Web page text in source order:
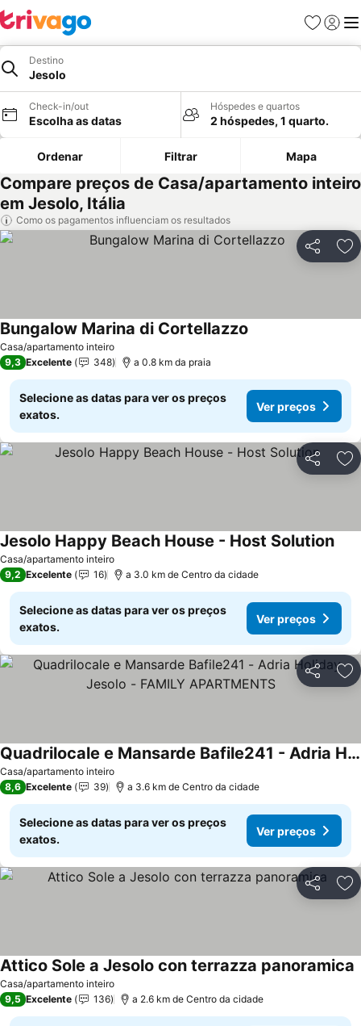
Favoritos
Iniciar
Destino
Jesolo
Check-in/out
Escolha as datas
Hóspedes e quartos
2 hóspedes, 1 quarto.
Ordenar Filtrar Mapa
Compare preços de Casa/apartamento inteiro
em Jesolo, Itália
Como os pagamentos influenciam os resultados
Partilhar
Casa/apartamento inteiro
Bungalow Marina di Cortellazzo
9,3 Excelente 348 a 0.8 km da praia
Selecione as datas para ver os preços
exatos.
Ver preços
Partilhar
Casa/apartamento inteiro
Jesolo Happy Beach House - Host SolutionVer
9,2 Excelente 16 a 3.0 km de Centro da cidade
Selecione as datas para ver os preços
exatos.
Ver preços
Partilhar
Casa/apartamento inteiro
Quadrilocale e Mansarde Bafile241 - Adria Holiday Jesolo - FAMILY APARTMENTS
Ver preços
8,6 Excelente 39 a 3.6 km de Centro da cidade
Selecione as datas para ver os preços
exatos.
Ver preços
Partilhar
Casa/apartamento inteiro
Attico Sole a Jesolo con terrazza panoramica
9,5 Excelente 136 a 2.6 km de Centro da cidade